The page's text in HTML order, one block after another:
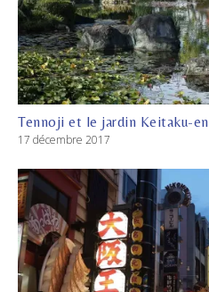
Tennoji et le jardin Keitaku-en
17 décembre 2017